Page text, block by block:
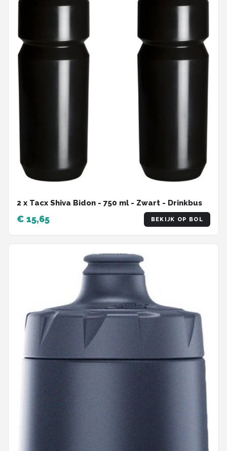
2 x Tacx Shiva Bidon - 750 ml - Zwart - Drinkbus
€ 15,65 BEKIJK OP BOL